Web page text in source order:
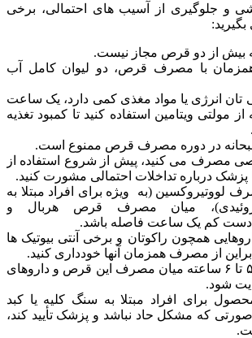
و جلوگیری از آسیب های احتمالی، برخی
بیش از دو قرص مجاز نیست.
همزمان با مصرف قرص، دو لیوان کامل آب
تان انرژی یا مواد مغذی کمی دارد، یک ساعت
مولتی ویتامین استفاده کنید تا کمبود تغذیه
در دوره مصرف قرص ممنوع است.
مصرف می کنید، پیش از شروع استفاده از
درباره تداخلات احتمالی مشورت کنید.
(به ویژه برای افراد مبتلا به
میان مصرف قرص هربال و
دست کم یک ساعت فاصله باشد.
همچون راکوتان و برخی آنتی بیوتیک ها
از مصرف همزمان آنها خودداری کنید.
فاصله زمانی ۵ تا ۶ ساعته میان مصرف این قرص و داروهای
شود.
برای افراد مبتلا به سنگ کلیه یا کبد
که مشکل حاد نباشد و پزشک تأیید کند،